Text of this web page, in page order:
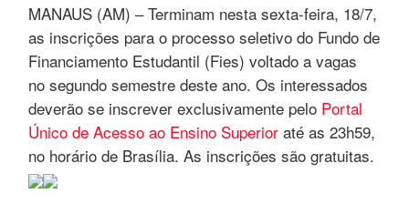
MANAUS (AM) – Terminam nesta sexta-feira, 18/7,
as inscrições para o processo seletivo do Fundo de
Financiamento Estudantil (Fies) voltado a vagas
no segundo semestre deste ano. Os interessados
deverão se inscrever exclusivamente pelo Portal
Único de Acesso ao Ensino Superior até as 23h59,
no horário de Brasília. As inscrições são gratuitas.